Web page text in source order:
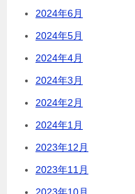
2024年6月
2024年5月
2024年4月
2024年3月
2024年2月
2024年1月
2023年12月
2023年11月